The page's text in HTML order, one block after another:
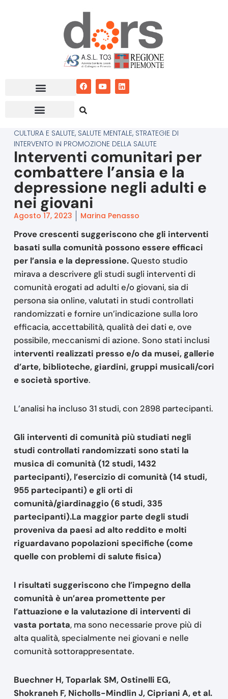
CULTURA E SALUTE, SALUTE MENTALE, STRATEGIE DI
INTERVENTO IN PROMOZIONE DELLA SALUTE
Interventi comunitari per
combattere l’ansia e la
depressione negli adulti e
nei giovani
Agosto 17, 2023 Marina Penasso
Prove crescenti suggeriscono che gli interventi
basati sulla comunità possono essere efficaci
per l’ansia e la depressione.Questo studio
mirava a descrivere gli studi sugli interventi di
comunità erogati ad adulti e/o giovani, sia di
persona sia online, valutati in studi controllati
randomizzati e fornire un’indicazione sulla loro
efficacia, accettabilità, qualità dei dati e, ove
possibile, meccanismi di azione. Sono stati inclusi
interventi realizzati presso e/o da musei, gallerie
d’arte, biblioteche, giardini, gruppi musicali/cori
e società sportive.
L’analisi ha incluso 31 studi, con 2898 partecipanti.
Gli interventi di comunità più studiati negli
studi controllati randomizzati sono stati la
musica di comunità (12 studi, 1432
partecipanti), l’esercizio di comunità (14 studi,
955 partecipanti) e gli orti di
comunità/giardinaggio (6 studi, 335
partecipanti).La maggior parte degli studi
proveniva da paesi ad alto reddito e molti
riguardavano popolazioni specifiche (come
quelle con problemi di salute fisica)
I risultati suggeriscono che l’impegno della
comunità è un’area promettente per
l’attuazione e la valutazione di interventi di
vasta portata, ma sono necessarie prove più di
alta qualità, specialmente nei giovani e nelle
comunità sottorappresentate.
Buechner H, Toparlak SM, Ostinelli EG,
Shokraneh F, Nicholls-Mindlin J, Cipriani A, et al.